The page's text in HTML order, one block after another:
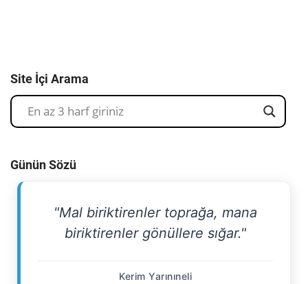
Site İçi Arama
Günün Sözü
"Mal biriktirenler toprağa, mana
biriktirenler gönüllere sığar."
Kerim Yarınıneli